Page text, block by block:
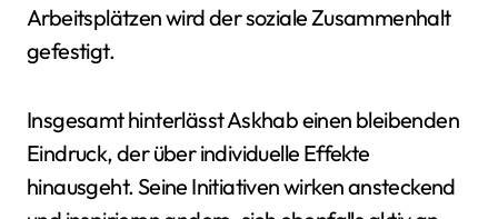
Arbeitsplätzen wird der soziale Zusammenhalt
gefestigt.
Insgesamt hinterlässt Askhab einen bleibenden
Eindruck, der über individuelle Effekte
hinausgeht. Seine Initiativen wirken ansteckend